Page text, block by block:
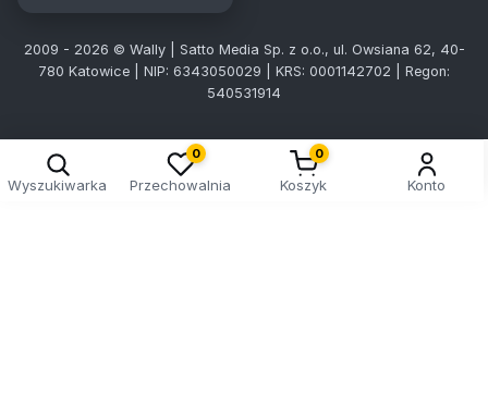
2009 - 2026 © Wally | Satto Media Sp. z o.o., ul. Owsiana 62, 40-
780 Katowice | NIP: 6343050029 | KRS: 0001142702 | Regon:
540531914
Wyszukiwarka
0
Przechowalnia
0
Koszyk Konto